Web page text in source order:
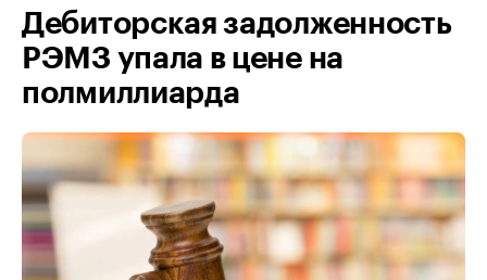
Дебиторская задолженность
РЭМЗ упала в цене на
полмиллиарда